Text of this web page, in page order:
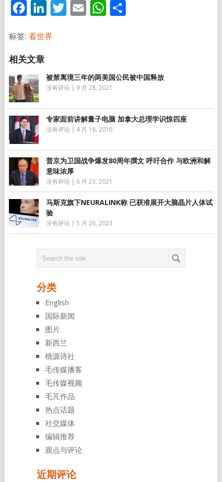
Facebook
LinkedIn
Twitter
EmailWhatsApp
分
标签: 看世界
被禁离境三年的两美国公民被中国释放
没有评论 | 9 月 28, 2021
专家面前讲解量子电脑 加拿大总理学识惊四座
没有评论 | 4 月 18, 2016
普京为卫国战争爆发80周年撰文 呼吁合作 与欧洲和解
意味浓厚
没有评论 | 6 月 23, 2021
马斯克旗下NEURALINK称 已获准展开大脑晶片人体试
验
没有评论 | 5 月 26, 2023
分类
English
国际新闻
图片
新西兰
桃源诗社
毛传媒播客
毛传媒视频
毛芃作品
热点话题
社交媒体
编辑推荐
观点与评论
近期评论